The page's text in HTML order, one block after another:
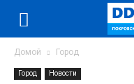
Домой Город
Город Новости